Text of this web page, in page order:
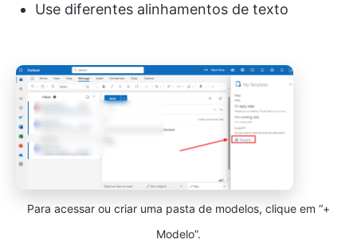
Use diferentes alinhamentos de texto
Para acessar ou criar uma pasta de modelos, clique em “+
Modelo”.